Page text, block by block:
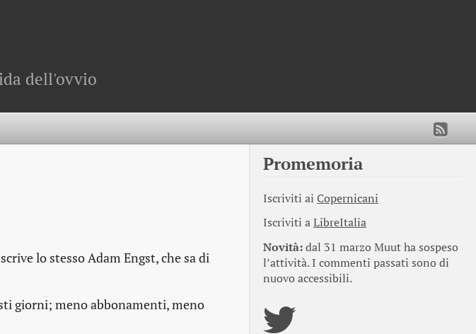
dell'ovvio
lo stesso Adam Engst, che sa di
giorni; meno abbonamenti, meno
Promemoria
Iscriviti ai Copernicani
Iscriviti aLibreItalia
Novità:dal 31 marzo Muut ha sospeso
l’attività. I commenti passati sono di
nuovo accessibili.